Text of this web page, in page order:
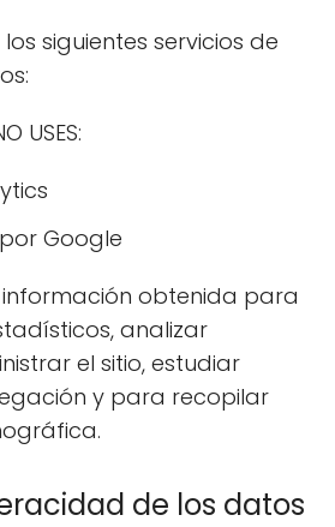
los siguientes servicios de
USES:
Google
información obtenida para
analizar
el sitio, estudiar
y para recopilar
de los datos